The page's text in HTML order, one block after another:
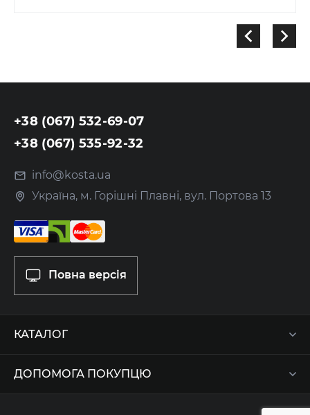
+38 (067) 532-69-07
+38 (067) 535-92-32
info@kosta.ua
Україна, м. Горішні Плавні, вул. Портова 13
Повна версія
КАТАЛОГ
ДОПОМОГА ПОКУПЦЮ